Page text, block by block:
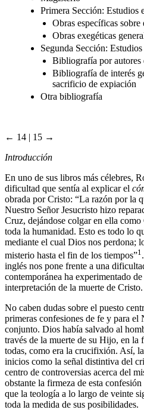
Primera Sección: Estudios
Obras específicas
Obras exegéticas
Segunda Sección:
Bibliografía por autores
Bibliografía de interés
sacrificio de expiación
Otra bibliografía
← 14 | 15 →
Introducción
En uno de sus libros más célebres,
dificultad que sentía al explicar el
obrada por Cristo: “La razón por la
Nuestro Señor Jesucristo hizo
Cruz, dejándose colgar en ella como
toda la humanidad. Esto es todo lo
mediante el cual Dios nos perdona;
misterio hasta el fin de los tiempos”1
inglés nos pone frente a una
contemporánea ha experimentado
interpretación de la muerte de Cristo.
No caben dudas sobre el puesto
primeras confesiones de fe y para el
conjunto. Dios había salvado al
través de la muerte de su Hijo, en la
todas, como era la crucifixión. Así,
inicios como la señal distintiva del
centro de controversias acerca del
obstante la firmeza de esta
que la teología a lo largo de veinte
toda la medida de sus posibilidades.